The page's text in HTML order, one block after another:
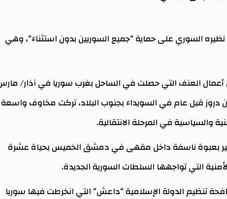
السوري على حماية “جميع السوريين بدون استثناء”، وهي
أعمال العنف التي حصلت في الساحل بغرب سوريا في آذار/
دروز قبل عام في السويداء بجنوب البلاد، تركت مخاوف واسعة
والسياسية في المرحلة الانتقالية.
بعبوة ناسفة داخل مقهى في دمشق الخميس بحياة عشرة
التي تواجهها السلطات السورية الجديدة.
تنظيم الدولة الإسلامية “داعش” التي انخرطت فيها سوريا